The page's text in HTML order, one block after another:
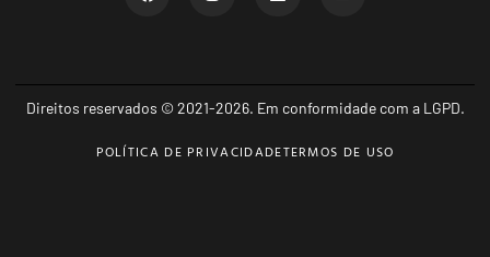
Direitos reservados © 2021-2026. Em conformidade com a LGPD.
POLÍTICA DE PRIVACIDADETERMOS DE USO